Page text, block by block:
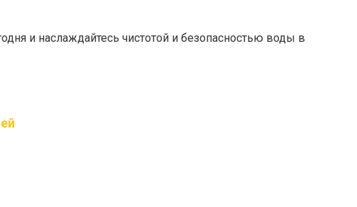
и наслаждайтесь чистотой и безопасностью воды в